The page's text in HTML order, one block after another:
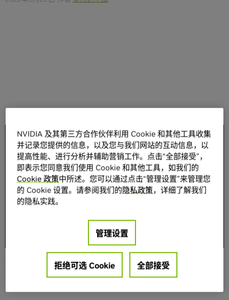
分享
加利福尼亚州圣克拉拉市——GTC——2022 年 3 月 22 日
NVIDIA 于今日发布 Omniverse Cloud，这套云服务能够
让艺术家、创作者、设计师和开发者即时访问
™ 平台，允许来自数十亿台设备的用户进行 3D
设计协作和模拟。
NVIDIA 及其第三方合作伙伴利用 Cookie 和其他工具收集
并记录您提供的信息，以及您与我们网站的互动信息，以
提高性能、进行分析并辅助营销工作。点击“全部接受”，
即表示您同意我们使用 Cookie 和其他工具，如我们的
Cookie 政策中所述。您可以通过点击“管理设置”来管理您
的 Cookie 设置。请参阅我们的隐私政策，详细了解我们
的隐私实践。
管理设置
拒绝可选 Cookie 全部接受